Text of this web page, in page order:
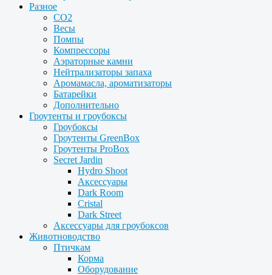
Разное
CO2
Весы
Помпы
Компрессоры
Аэраторные камни
Нейтрализаторы запаха
Аромамасла, ароматизаторы
Батарейки
Дополнительно
Гроутенты и гроубоксы
Гроубоксы
Гроутенты GreenBox
Гроутенты ProBox
Secret Jardin
Hydro Shoot
Аксессуары
Dark Room
Cristal
Dark Street
Аксессуары для гроубоксов
Животноводство
Птичкам
Корма
Оборудование